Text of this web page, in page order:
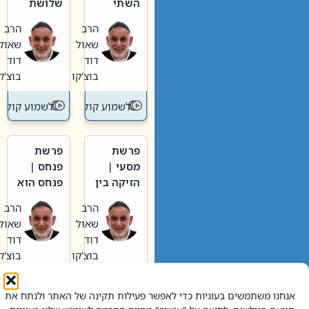
אנחנו משתמשים בעוגיות כדי לאפשר פעילות תקינה של האתר ולנתח את
וערב של
חיינו
הרב
שאול
דוד
בוצ'קו
לשמוע קול תורה – מדרש
האבות
הרב
שאול
דוד
בוצ'קו
לשמוע קול
פרשת
מסעי |
הזיקה בין
הגדול לעם הרב
שאול
דוד
בוצ'קו
לשמוע קול תורה – מדרש
פרשת
פנחס |
פנחס הוא
אליהו: בין
קנאות
הורסת
לקנאות
בונה
הרב
שאול
דוד
בוצ'קו
לשמוע קול